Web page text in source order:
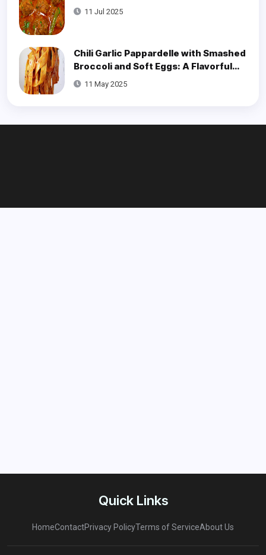
11 Jul 2025
Chili Garlic Pappardelle with Smashed
Broccoli and Soft Eggs: A Flavorful
Delight
11 May 2025
Quick Links
HomeContactPrivacy PolicyTerms of ServiceAbout Us